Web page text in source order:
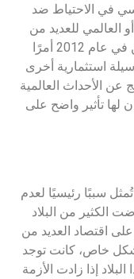
في الاحتياط ضد
العالمي للعديد من
القرون، إلى أن أصبحت بورصة البيتكوين في عام 2012 أمرًا
استثمارية أخرى
عن الأحداث العالمية
لها تأثير واضح على
سببًا رئيسيًا لعدم
الكثير من البلاد
اقتصاد العديد من
بشكل خاص، كانت توجد
إذا زادت الأزمة